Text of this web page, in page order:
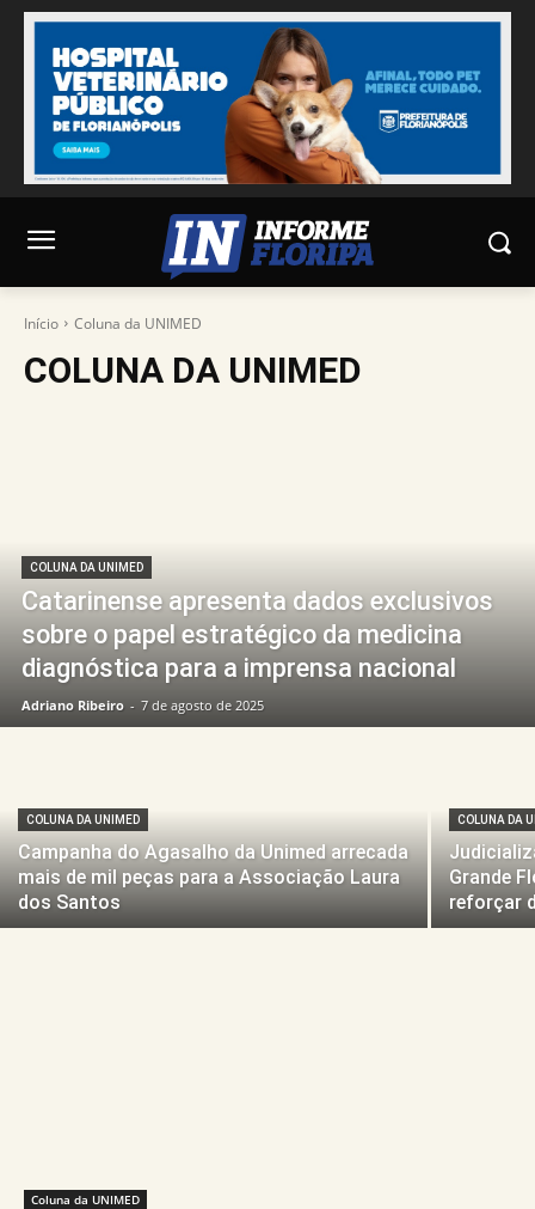
Início Coluna da UNIMED
COLUNA DA UNIMED
COLUNA DA UNIMED
Catarinense apresenta dados exclusivos
sobre o papel estratégico da medicina
diagnóstica para a imprensa nacional
Adriano Ribeiro - 7 de agosto de 2025
COLUNA DA UNIMED
Campanha do Agasalho da Unimed arrecada
mais de mil peças para a Associação Laura
dos Santos
COLUNA DA
Grande
reforçar
Coluna da UNIMED